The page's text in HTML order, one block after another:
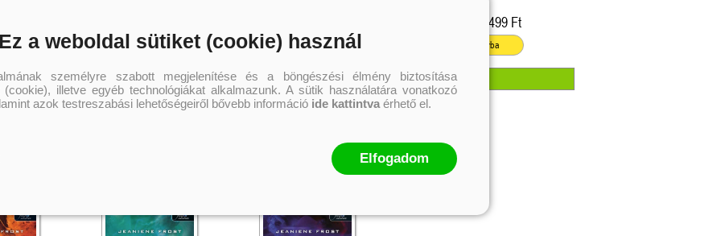
Kosárba Kosárba Kosárba
4 499 Ft
Kosárba
Ez a weboldal sütiket (cookie) használ
személyre szabott megjelenítése és a böngészési élmény biztosítása
illetve egyéb technológiákat alkalmazunk. A sütik használatára vonatkozó
azok testreszabási lehetőségeiről bővebb információ ide kattintva érhető el.
Elfogadom